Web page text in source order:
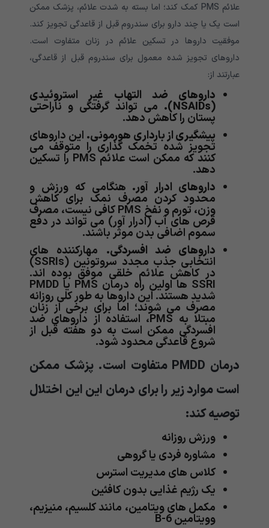
علائم PMS کمک کند؛ اما بسته به شدت علائم، پزشک ممکن
است یک یا چند دارو برای سندروم قبل از قاعدگی تجویز کند.
موفقیت داروها در تسکین علائم در زنان متفاوت است.
داروهای تجویز شده معمول برای سندروم قبل از قاعدگی،
عبارتند از:
داروهای ضد التهاب غیر استروئیدی
(NSAIDs). می تواند گرفتگی و ناراحتی
پستان را کاهش دهد.
پیشگیری از بارداری هورمونی. این داروهای
تجویز شده تخمک گذاری را متوقف می
کنند که ممکن است علائم PMS را تسکین
دهد.
داروهای ادرار آور. هنگامی که ورزش و
محدود کردن مصرف نمک برای کاهش
وزن، تورم و نفخ PMS کافی نیست، مصرف
قرص های آب (ادرار آور) می تواند در دفع
سموم اضافی بدن موثر باشند.
داروهای ضد افسردگی. مهارکننده های
انتخابی جذب مجدد سروتونین (SSRIs)
در کاهش علائم خلقی موفق بوده اند.
SSRI ها اولین راه درمان PMS یا PMDD
شدید هستند. این داروها به طور کلی روزانه
مصرف می شوند؛ اما برای برخی از زنان
مبتلا به PMS، استفاده از داروهای ضد
افسردگی ممکن است به دو هفته قبل از
شروع قاعدگی محدود شود.
درمان PMDD متفاوت است. پزشک ممکن
است موارد زیر را برای درمان این این اختلال
توصیه کند:
ورزش روزانه
مشاوره فردی یا گروهی
کلاس های مدیریت استرس
یک رژیم غذایی بدون کافئین
مکمل های ویتامین، مانند کلسیم، منیزیم،
وویتامین B-6